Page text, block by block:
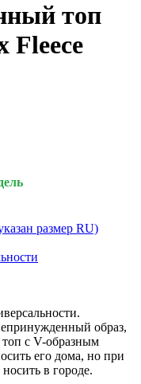
топ
Fleece
размер RU)
образ,
топ с V-образным
его дома, но при
в городе.